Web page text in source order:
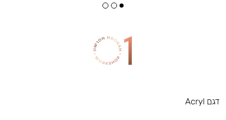
דגם Acryl